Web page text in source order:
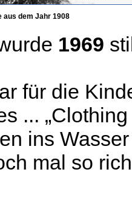
aus dem Jahr 1908
1969
für die
...
ins
mal so